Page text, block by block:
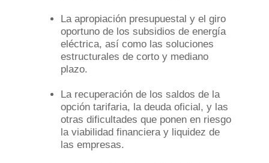
La apropiación presupuestal y el giro
oportuno de los subsidios de energía
eléctrica, así como las soluciones
estructurales de corto y mediano
plazo.
La recuperación de los saldos de la
opción tarifaria, la deuda oficial, y las
otras dificultades que ponen en riesgo
la viabilidad financiera y liquidez de
las empresas.